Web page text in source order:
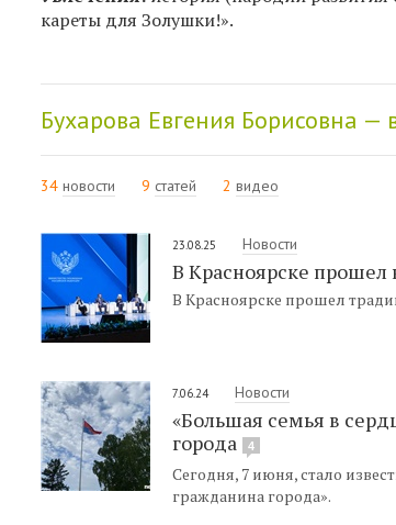
кареты для Золушки!».
Бухарова Евгения Борисовна —
34 новости 9 статей 2 видео
23.08.25 Новости
В Красноярске прошел
В Красноярске прошел
7.06.24 Новости
«Большая семья в
города
4
Сегодня, 7 июня, стало
гражданина города».